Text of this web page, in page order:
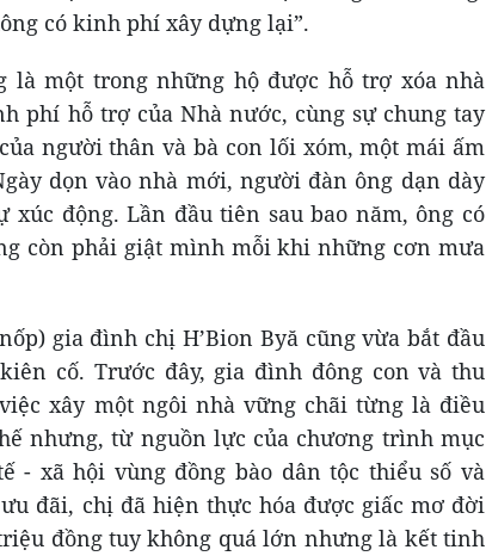
có kinh phí xây dựng lại”.
là một trong những hộ được hỗ trợ xóa nhà
phí hỗ trợ của Nhà nước, cùng sự chung tay
người thân và bà con lối xóm, một mái ấm
dọn vào nhà mới, người đàn ông dạn dày
xúc động. Lần đầu tiên sau bao năm, ông có
còn phải giật mình mỗi khi những cơn mưa
gia đình chị H’Bion Byă cũng vừa bắt đầu
cố. Trước đây, gia đình đông con và thu
xây một ngôi nhà vững chãi từng là điều
nhưng, từ nguồn lực của chương trình mục
- xã hội vùng đồng bào dân tộc thiểu số và
đãi, chị đã hiện thực hóa được giấc mơ đời
đồng tuy không quá lớn nhưng là kết tinh